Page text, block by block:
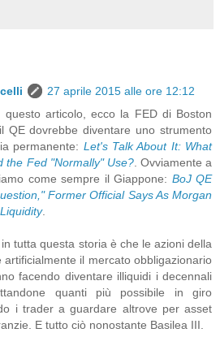
27 aprile 2015 alle ore 12:12
questo articolo, ecco la FED di Boston
QE dovrebbe diventare uno strumento
permanente: Let's Talk About It: What
the Fed "Normally" Use?. Ovviamente a
come sempre il Giappone: BoJ QE
Former Official Says As Morgan
.
tutta questa storia è che le azioni della
artificialmente il mercato obbligazionario
facendo diventare illiquidi i decennali
quanti più possibile in giro
i trader a guardare altrove per asset
E tutto ciò nonostante Basilea III.